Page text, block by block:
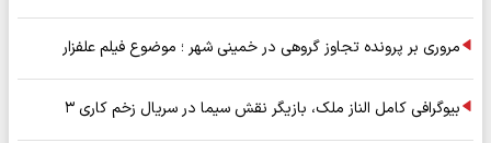
مروری بر پرونده تجاوز گروهی در خمینی شهر ؛ موضوع فیلم علفزار
بیوگرافی کامل الناز ملک، بازیگر نقش سیما در سریال زخم کاری ۳